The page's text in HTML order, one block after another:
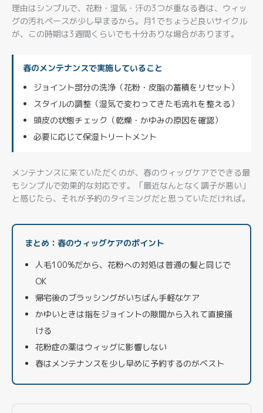
理由はシンプルで、花粉・湿気・汗の3つが重なる春は、ウィッ
グの汚れペースが少し早まるから。月1でちょうど良いサイクル
が、この時期は3週間くらいでも十分ありな場合があります。
春のメンテナンスで実施していること
ジョイント部分の洗浄（花粉・皮脂の蓄積をリセット）
スタイルの調整（湿気で変わってきた毛流れを整える）
頭皮の状態チェック（乾燥・かゆみの原因を確認）
必要に応じて保湿トリートメント
メンテナンスに来ていただくのが、春のウィッグケアでできる最
もシンプルで効果的な対応です。「最近なんとなく調子が悪い」
と感じたら、それが予約のタイミングだと思っていただければ。
まとめ：春のウィッグケアのポイント
人毛100%だから、花粉への対処は普通の髪と同じで
OK
帰宅後のブラッシングがいちばん手軽なケア
かゆいときは指をジョイントの隙間から入れて直接掻
ける
花粉症の薬はウィッグに影響しない
春はメンテナンスを少し早めに予約するのがベスト